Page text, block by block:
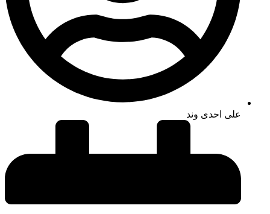
علی احدی وند